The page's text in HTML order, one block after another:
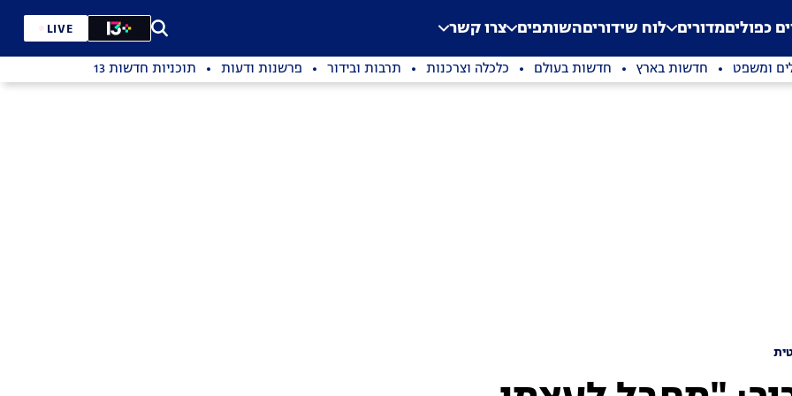
Application error: a
. כפוליםמדורים לוח שידוריםהשותפים צרו קשר LIVE
ומשפט חדשות בארץ חדשות בעולם כלכלה וצרכנות תרבות ובידור פרשנות ודעות תוכניות חדשות 13